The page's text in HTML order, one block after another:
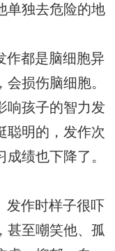
单独去危险的地
作都是脑细胞异
损伤脑细胞。
响孩子的智力发
聪明的，发作次
绩也下降了。
发作时样子很吓
甚至嘲笑他、孤